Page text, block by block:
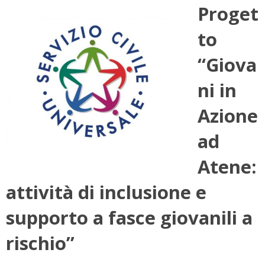
Proget
to
“Giova
ni in
Azione
ad
Atene:
attività di inclusione e
supporto a fasce giovanili a
rischio”